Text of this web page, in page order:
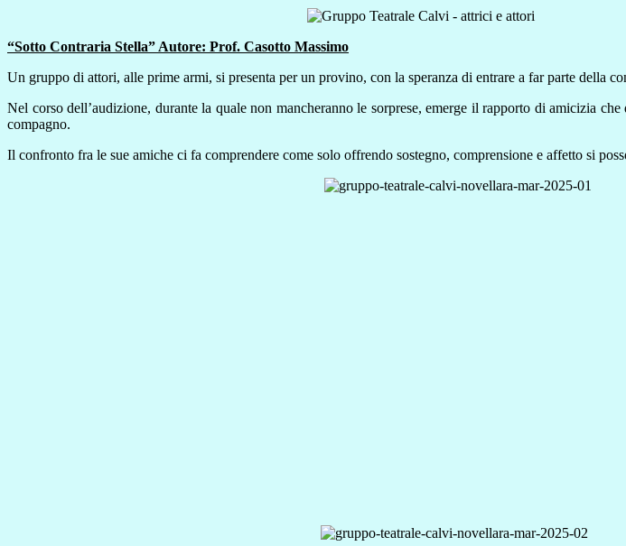
“Sotto Contraria Stella” Autore: Prof. Casotto Massimo
Un gruppo di attori, alle prime armi, si presenta per un provino, con la speranza di entrare a far parte della
Nel corso dell’audizione, durante la quale non mancheranno le sorprese, emerge il rapporto di amicizia
compagno.
Il confronto fra le sue amiche ci fa comprendere come solo offrendo sostegno, comprensione e affetto si